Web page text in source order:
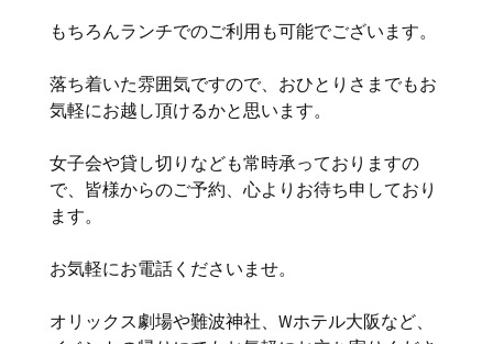
もちろんランチでのご利用も可能でございます。
落ち着いた雰囲気ですので、おひとりさまでもお
気軽にお越し頂けるかと思います。
女子会や貸し切りなども常時承っておりますの
で、皆様からのご予約、心よりお待ち申しており
ます。
お気軽にお電話くださいませ。
オリックス劇場や難波神社、Wホテル大阪など、